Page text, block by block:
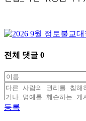
전체 댓글 0
등록